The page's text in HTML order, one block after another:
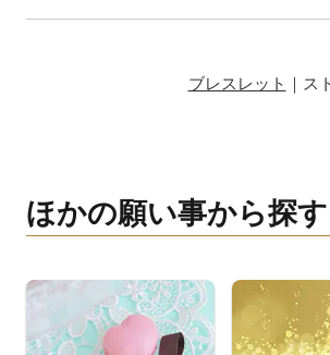
ブレスレット ｜ス
ほかの願い事から探す